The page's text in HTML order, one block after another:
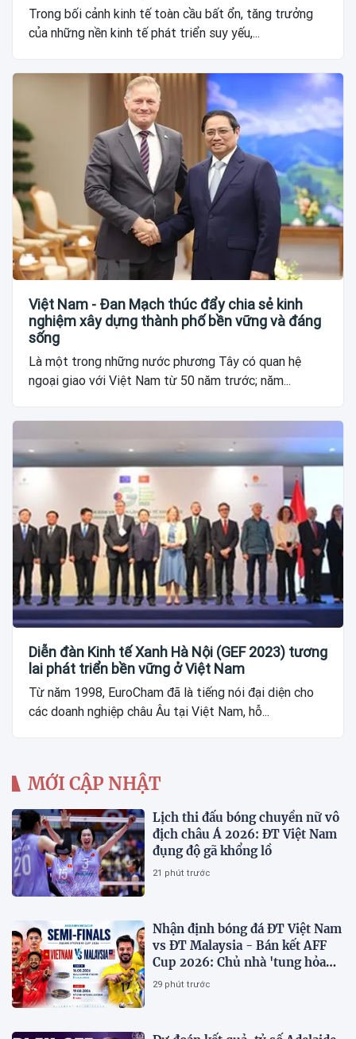
Trong bối cảnh kinh tế toàn cầu bất ổn, tăng trưởng
của những nền kinh tế phát triển suy yếu,...
Việt Nam - Đan Mạch thúc đẩy chia sẻ kinh
nghiệm xây dựng thành phố bền vững và đáng
sống
Là một trong những nước phương Tây có quan hệ
ngoại giao với Việt Nam từ 50 năm trước; năm...
Diễn đàn Kinh tế Xanh Hà Nội (GEF 2023) tương
lai phát triển bền vững ở Việt Nam
Từ năm 1998, EuroCham đã là tiếng nói đại diện cho
các doanh nghiệp châu Âu tại Việt Nam, hỗ...
MỚI CẬP NHẬT
Lịch thi đấu bóng chuyền nữ vô
địch châu Á 2026: ĐT Việt Nam
đụng độ gã khổng lồ
21 phút trước
Nhận định bóng đá ĐT Việt Nam
vs ĐT Malaysia - Bán kết AFF
Cup 2026: Chủ nhà 'tung hỏa
mù'
29 phút trước